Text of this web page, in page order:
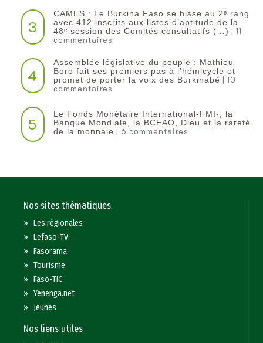
3
CAMES : Le Burkina Faso se hisse au 2ᵉ rang
avec 412 inscrits aux listes d’aptitude de la
48ᵉ session des Comités consultatifs (…) | 11
commentaires
4
Assemblée législative du peuple : Mathieu
Boro fait ses premiers pas à l’hémicycle et
promet de porter la voix des Burkinabè | 10
commentaires
5
Le Fonds Monétaire International-FMI-, la
Banque Mondiale, la BCEAO, Dieu et la rareté
de la monnaie | 6 commentaires
Nos sites thématiques
»Les régionales
»Lefaso-TV
»Fasorama
»Tourisme
»Faso-TIC
»Yenenga.net
» Jeunes
Nos liens utiles